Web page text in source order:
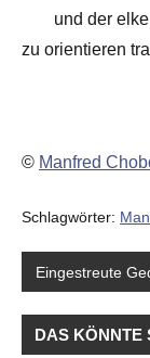
und der
zu orientieren
© Manfred
Schlagwörter:
Eingestreute
DAS KÖNNTE